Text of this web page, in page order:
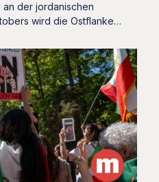
der jordanischen
wird die Ostflanke…